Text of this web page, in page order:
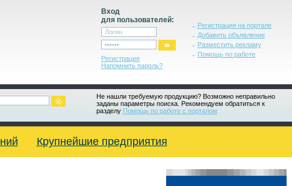
Вход
для пользователей:
Регистрация
Напомнить пароль?
Регистрация на портале
Добавить объявление
Разместить рекламу
Помощь по работе
Не нашли требуемую продукцию? Возможно неправильно
заданы параметры поиска. Рекомендуем обратиться к
разделу Помощь по работе с порталом
Крупнейшие предприятия